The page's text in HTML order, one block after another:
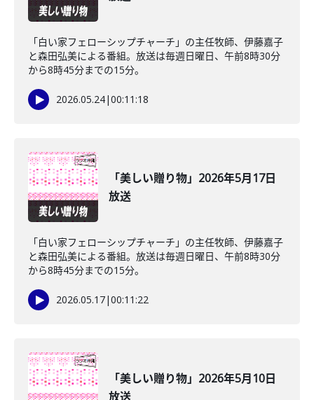
「白い家フェローシップチャーチ」の主任牧師、伊藤嘉子
と森田弘美による番組。放送は毎週日曜日、午前8時30分
から8時45分までの15分。
2026.05.24|00:11:18
「美しい贈り物」2026年5月17日
放送
「白い家フェローシップチャーチ」の主任牧師、伊藤嘉子
と森田弘美による番組。放送は毎週日曜日、午前8時30分
から8時45分までの15分。
2026.05.17|00:11:22
「美しい贈り物」2026年5月10日
放送